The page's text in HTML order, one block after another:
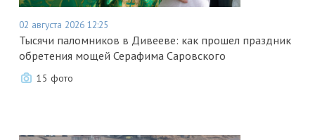
02 августа 2026 12:25
Тысячи паломников в Дивееве: как прошел праздник
обретения мощей Серафима Саровского
15 фото